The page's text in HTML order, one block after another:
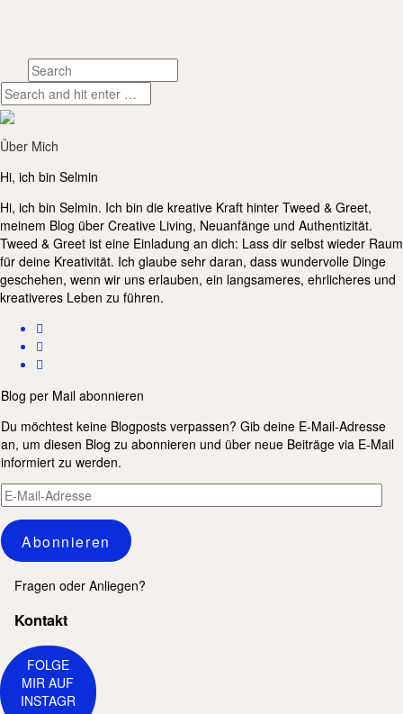
Über Mich
Hi, ich bin Selmin
Hi, ich bin Selmin. Ich bin die kreative Kraft hinter Tweed & Greet,
meinem Blog über Creative Living, Neuanfänge und Authentizität.
Tweed & Greet ist eine Einladung an dich: Lass dir selbst wieder Raum
für deine Kreativität. Ich glaube sehr daran, dass wundervolle Dinge
geschehen, wenn wir uns erlauben, ein langsameres, ehrlicheres und
kreativeres Leben zu führen.
Blog per Mail abonnieren
Du möchtest keine Blogposts verpassen? Gib deine E-Mail-Adresse
an, um diesen Blog zu abonnieren und über neue Beiträge via E-Mail
informiert zu werden.
E-
Mail-
Adresse
Abonnieren
Fragen oder Anliegen?
Kontakt
FOLGE
MIR AUF
INSTAGR